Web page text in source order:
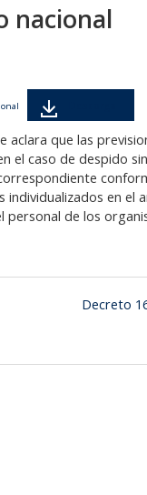
nacional
aclara que las
el caso de despido
en el
de los
Decreto